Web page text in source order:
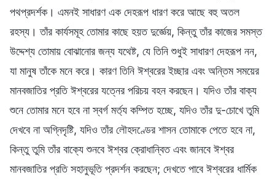
পথপ্রদর্শক। এমনই সাধারণ এক দেহরূপ ধারণ করে আছে বহু অতল
রহস্য। তাঁর কার্যসমূহ তোমার কাছে হয়ত দুর্জ্ঞেয়, কিন্তু তাঁর কাজের সমস্ত
উদ্দেশ্য তোমায় বোঝানোর জন্য যথেষ্ট, যে তিনি শুধুই সাধারণ দেহরূপ নন,
যা মানুষ তাঁকে মনে করে। কারণ তিনি ঈশ্বরের ইচ্ছার এবং অন্তিম সময়ের
মানবজাতির প্রতি ঈশ্বরের যত্নের পরিচয় বহন করছেন। যদিও তাঁর বাক্য
শুনে তোমার মনে হবে না স্বর্গ মর্ত্য কম্পিত হচ্ছে, যদিও তাঁর দু-চোখে তুমি
দেখবে না অগ্নিদৃষ্টি, যদিও তাঁর লৌহদণ্ডের শাসন তোমাকে পেতে হবে না,
কিন্তু তুমি তাঁর বাক্যে শুনবে ঈশ্বর ক্রোধান্বিত এবং জানবে ঈশ্বর
মানবজাতির প্রতি সহানুভূতি প্রদর্শন করছেন; দেখতে পাবে ঈশ্বরের ধার্মিক